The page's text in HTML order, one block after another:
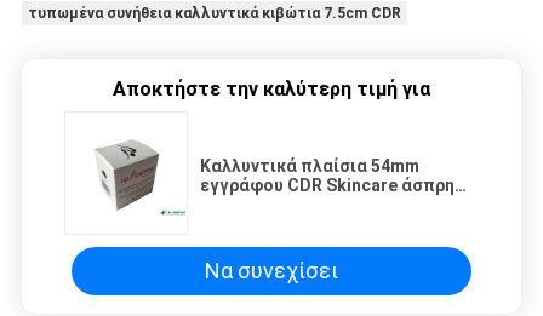
τυπωμένα συνήθεια καλλυντικά κιβώτια 7.5cm CDR
Αποκτήστε την καλύτερη τιμή για
Καλλυντικά πλαίσια 54mm
εγγράφου CDR Skincare άσπρη
Να συνεχίσει